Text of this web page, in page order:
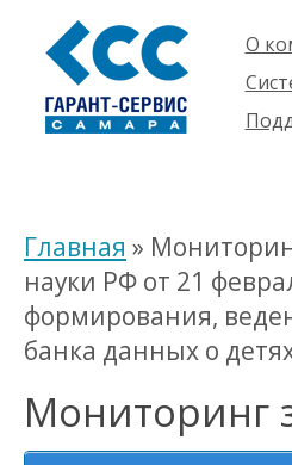
О
О
Главная »
науки РФ от 21
формирования,
банка данных о
Мониторинг